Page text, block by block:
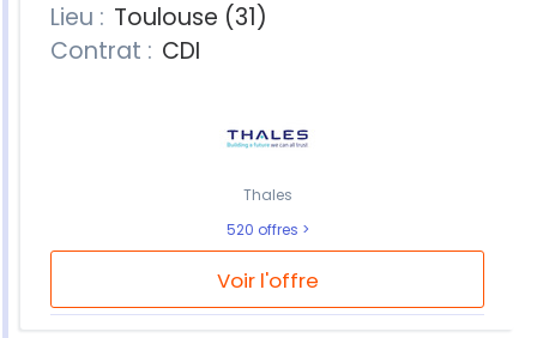
Lieu : Toulouse (31)
Contrat : CDI
Voir l'offre
Thales
520 offres